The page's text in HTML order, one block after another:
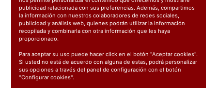
publicitarias y cookies de publicidad
comportamental.
COOKIES UTILIZADAS EN LA WEB
En el sitio web de www.pulpilloramirez.es se utiliza
Google Analytics, (www.google.com/analytics/) un
servicio de analítica web desarrollada por Google, que
permite la medición y análisis de la navegación en los
publicidad relacionada con sus preferencias. Además, compartimos
la información con nuestros colaboradores de redes sociales,
publicidad y análisis web, quienes podrán utilizar la información
recopilada y combinarla con otra información que les haya
proporcionado.
Para aceptar su uso puede hacer click en el botón "Aceptar cookies".
Si usted no está de acuerdo con alguna de estas, podrá personalizar
sus opciones a través del panel de configuración con el botón
"Configurar cookies".